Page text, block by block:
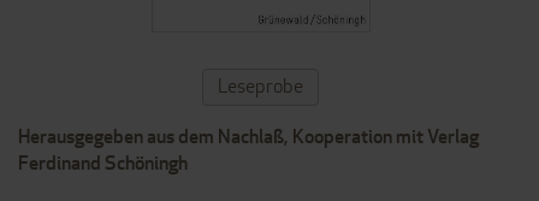
Herausgegeben aus dem Nachlaß, Kooperation mit Verlag
Ferdinand Schöningh
ZUM
ANFANG
BILDERGALERIE
SPRINGEN
Leseprobe